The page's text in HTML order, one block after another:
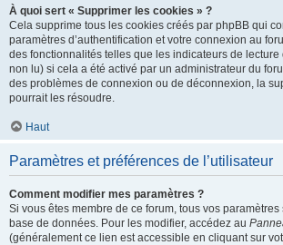
À quoi sert « Supprimer les cookies » ?
Cela supprime tous les cookies créés par phpBB qui
paramètres d’authentification et votre connexion au
des fonctionnalités telles que les indicateurs de lecture
non lu) si cela a été activé par un administrateur du
des problèmes de connexion ou de déconnexion, la
pourrait les résoudre.
Haut
Paramètres et préférences de l’utilisateur
Comment modifier mes paramètres ?
Si vous êtes membre de ce forum, tous vos
base de données. Pour les modifier, accédez au
(généralement ce lien est accessible en cliquant sur